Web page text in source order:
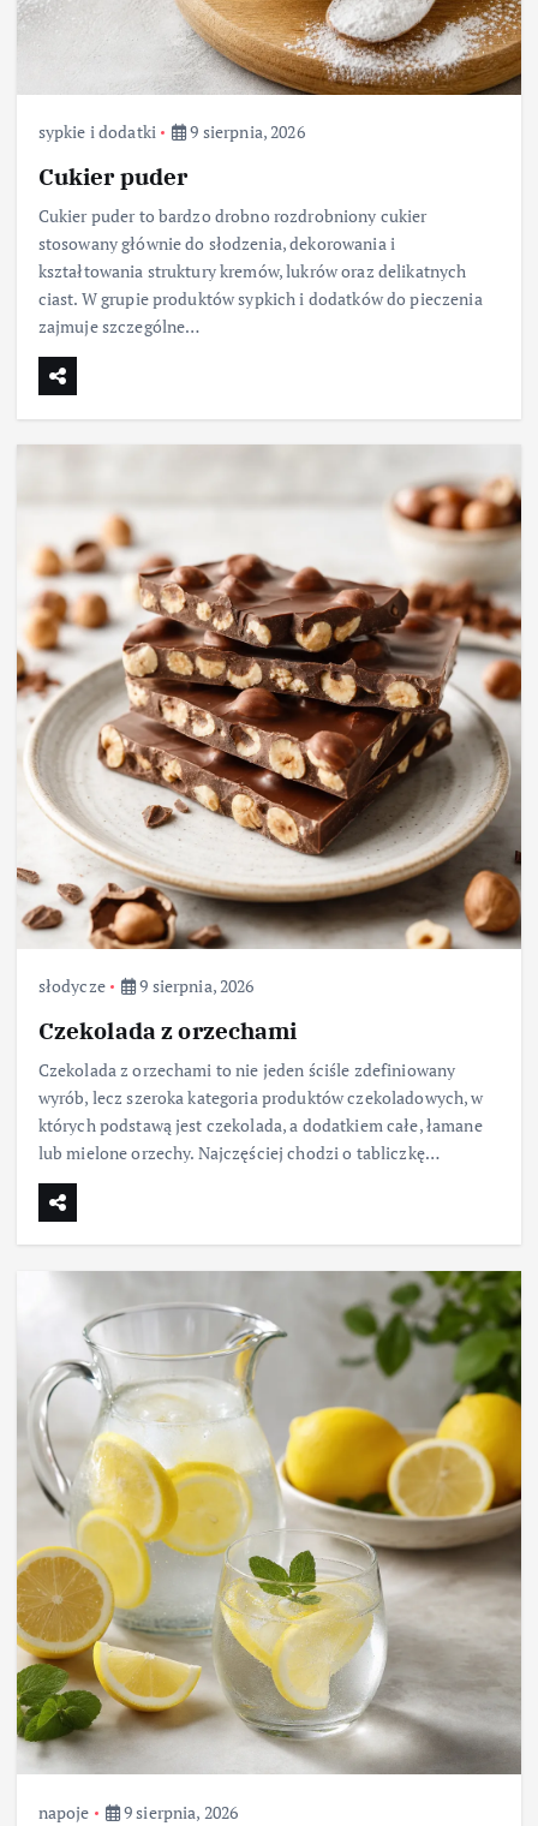
sypkie i dodatki 9 sierpnia, 2026
Cukier puder
Cukier puder to bardzo drobno rozdrobniony cukier
stosowany głównie do słodzenia, dekorowania i
kształtowania struktury kremów, lukrów oraz delikatnych
ciast. W grupie produktów sypkich i dodatków do pieczenia
zajmuje szczególne…
słodycze 9 sierpnia, 2026
Czekolada z orzechami
Czekolada z orzechami to nie jeden ściśle zdefiniowany
wyrób, lecz szeroka kategoria produktów czekoladowych, w
których podstawą jest czekolada, a dodatkiem całe, łamane
lub mielone orzechy. Najczęściej chodzi o tabliczkę…
napoje 9 sierpnia, 2026